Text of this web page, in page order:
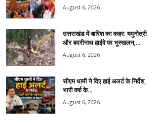
August 6, 2026
उत्तराखंड में बारिश का कहर: यमुनोत्री
और बदरीनाथ हाईवे पर भूस्खलन,...
August 6, 2026
सीएम धामी ने दिए हाई अलर्ट के निर्देश,
भारी वर्षा के...
August 6, 2026